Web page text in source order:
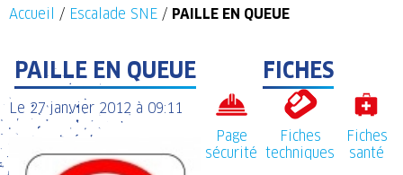
Accueil / Escalade SNE / PAILLE EN QUEUE
PAILLE EN QUEUE
Le 27 janvier 2012 à 09:11
FICHES
Page
sécurité
Fiches
techniques
Fiches
santé